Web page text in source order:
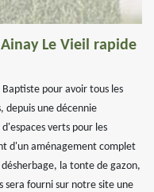
Le Vieil rapide
pour avoir tous les
depuis une décennie
verts pour les
d'un aménagement complet
la tonte de gazon,
sera fourni sur notre site une